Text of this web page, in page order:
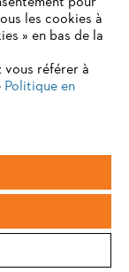
prenons plus
site ne
de passer à
les cookies à
» en bas de la
vous référer à
Politique en